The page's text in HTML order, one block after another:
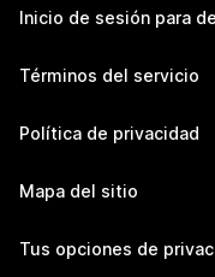
Inicio de sesión para
Términos del servicio
Política de privacidad
Mapa del sitio
Tus opciones de